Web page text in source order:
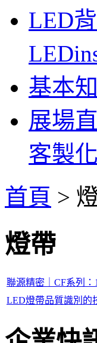
LED
基本
展場
客製
首頁 >
燈帶
聯源精密｜CF系列
LED燈帶品質識別的